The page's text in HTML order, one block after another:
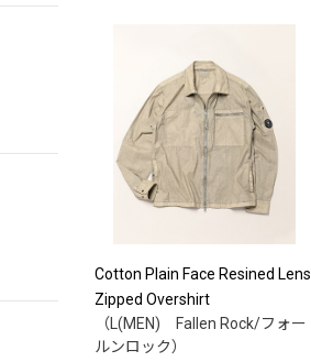
Cotton Plain Face Resined Lens
Zipped Overshirt
（L(MEN) Fallen Rock/フォー
ルンロック）